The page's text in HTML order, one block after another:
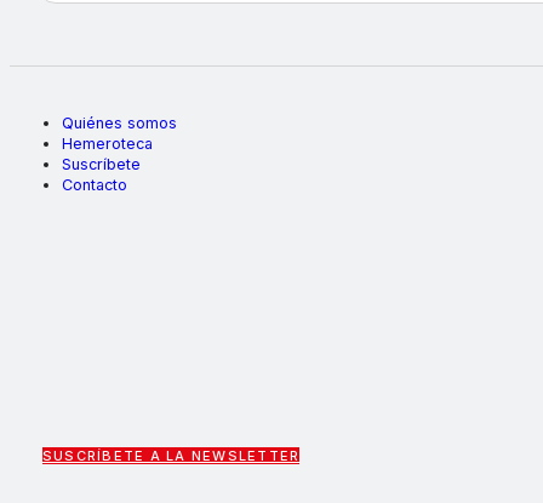
Quiénes somos
Hemeroteca
Suscríbete
Contacto
SUSCRÍBETE A LA NEWSLETTER